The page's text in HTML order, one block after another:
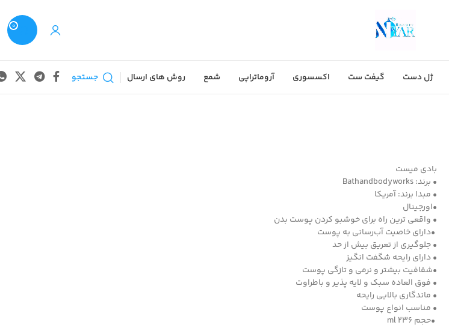
0
ژل دست گیفت ست اکسسوری آروماتراپی شمع روش های ارسال جستجو
بادی میست
• برند: Bathandbodyworks
• مبدا برند: آمریکا
•اورجینال
• واقعی ترین راه برای خوشبو کردن پوست بدن
•دارای خاصیت آب‌رسانی به پوست
• جلوگیری از تعریق بیش از حد
• دارای رایحه شگفت انگیز
•شفافیت بیشتر و نرمی و تازگی پوست
• فوق العاده سبک و لایه پذیر و باطراوت
• ماندگاری بالایی رایحه
• مناسب انواع پوست
•حجم 236 ml